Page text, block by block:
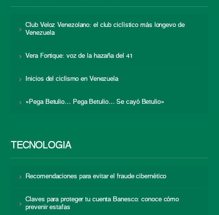
Club Veloz Venezolano: el club ciclístico más longevo de
Venezuela
Vera Fortique: voz de la hazaña del 41
Inicios del ciclismo en Venezuela
«Pega Betulio… Pega Betulio… Se cayó Betulio»
TECNOLOGÍA
Recomendaciones para evitar el fraude cibernético
Claves para proteger tu cuenta Banesco: conoce cómo
prevenir estafas